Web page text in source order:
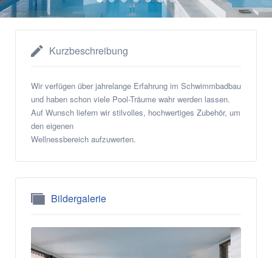
Kurzbeschreibung
Wir verfügen über jahrelange Erfahrung im Schwimmbadbau
und haben schon viele Pool-Träume wahr werden lassen.
Auf Wunsch liefern wir stilvolles, hochwertiges Zubehör, um
den eigenen
Wellnessbereich aufzuwerten.
Bildergalerie